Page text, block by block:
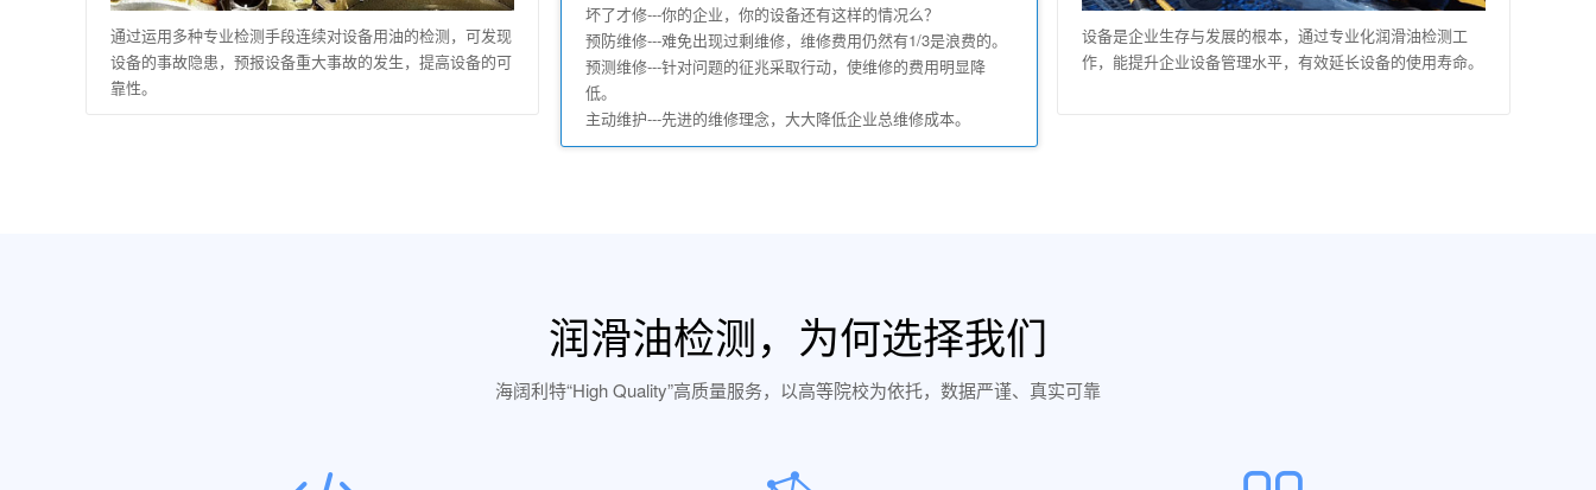
通过运用多种专业检测手段连续对设备用油的检测，可发现
设备的事故隐患，预报设备重大事故的发生，提高设备的可
靠性。
坏了才修---你的企业，你的设备还有这样的情况么？
预防维修---难免出现过剩维修，维修费用仍然有1/3是浪费的。
预测维修---针对问题的征兆采取行动，使维修的费用明显降
低。
主动维护---先进的维修理念，大大降低企业总维修成本。
设备是企业生存与发展的根本，通过专业化润滑油检测工
作，能提升企业设备管理水平，有效延长设备的使用寿命。
润滑油检测，为何选择我们
海阔利特“High Quality”高质量服务，以高等院校为依托，数据严谨、真实可靠